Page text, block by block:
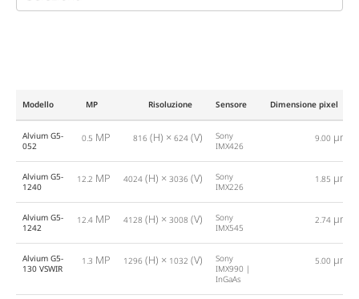
Modello MP Risoluzione Sensore Dimensione pixel
Alvium G5-
052
0.5 MP 816 (H) × 624 (V)
Sony
IMX426
9.00 µm
Alvium G5-
1240
12.2 MP 4024 (H) × 3036 (V)
Sony
IMX226
1.85 µm
Alvium G5-
1242
12.4 MP 4128 (H) × 3008 (V)
Sony
IMX545
2.74 µm
Alvium G5-
130 VSWIR
1.3 MP 1296 (H) × 1032 (V)
Sony
IMX990 |
InGaAs
5.00 µm